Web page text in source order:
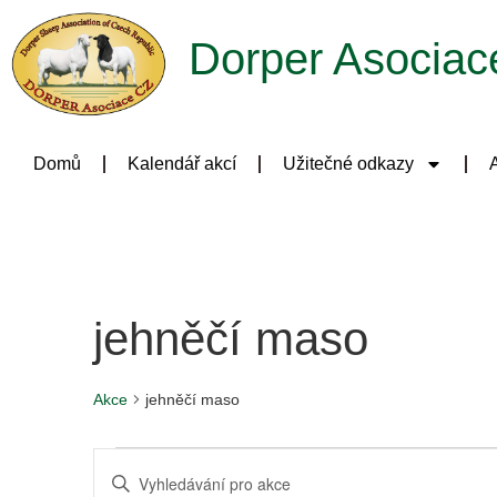
Dorper
Domů Kalendář akcí Užitečné odkazy
jehněčí maso
Akce jehněčí maso
Navigace
Keyword.